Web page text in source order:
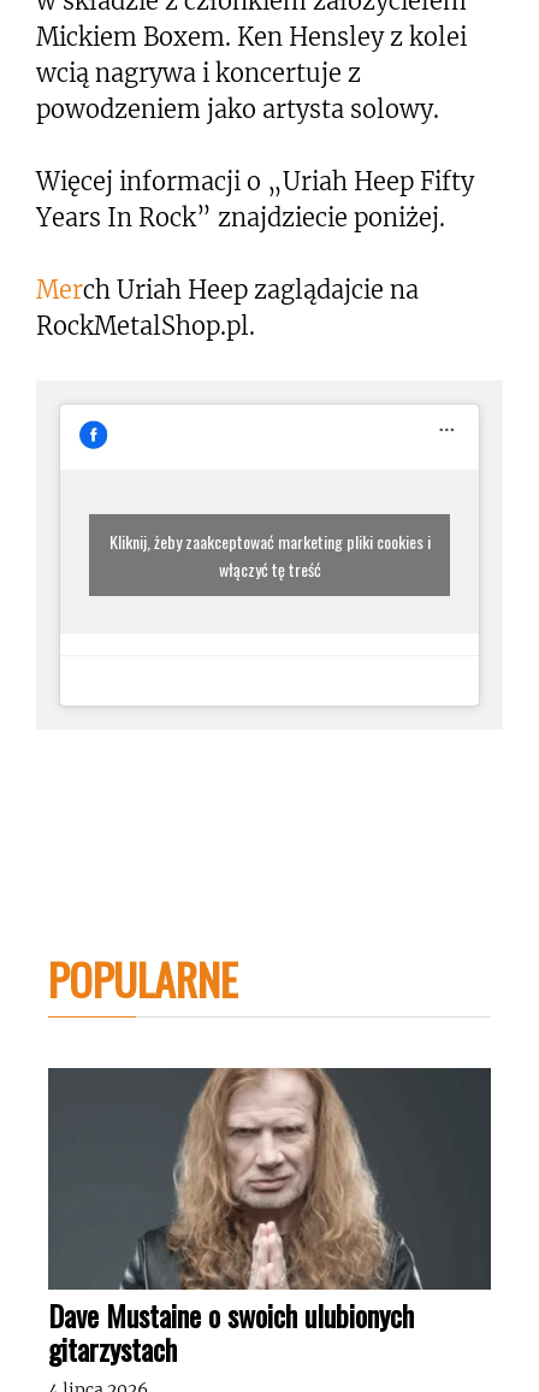
Mickiem Boxem. Ken Hensley z kolei
wcią nagrywa i koncertuje z
powodzeniem jako artysta solowy.
Więcej informacji o „Uriah Heep Fifty
Years In Rock” znajdziecie poniżej.
Merch Uriah Heep zaglądajcie na
RockMetalShop.pl.
Kliknij, żeby zaakceptować marketing pliki cookies i
włączyć tę treść
POPULARNE
Dave Mustaine o swoich ulubionych
gitarzystach